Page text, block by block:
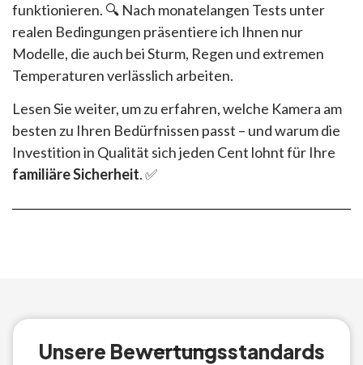
funktionieren. 🔍 Nach monatelangen Tests unter
realen Bedingungen präsentiere ich Ihnen nur
Modelle, die auch bei Sturm, Regen und extremen
Temperaturen verlässlich arbeiten.
Lesen Sie weiter, um zu erfahren, welche Kamera am
besten zu Ihren Bedürfnissen passt – und warum die
Investition in Qualität sich jeden Cent lohnt für Ihre
familiäre Sicherheit. ✅
Unsere Bewertungsstandards